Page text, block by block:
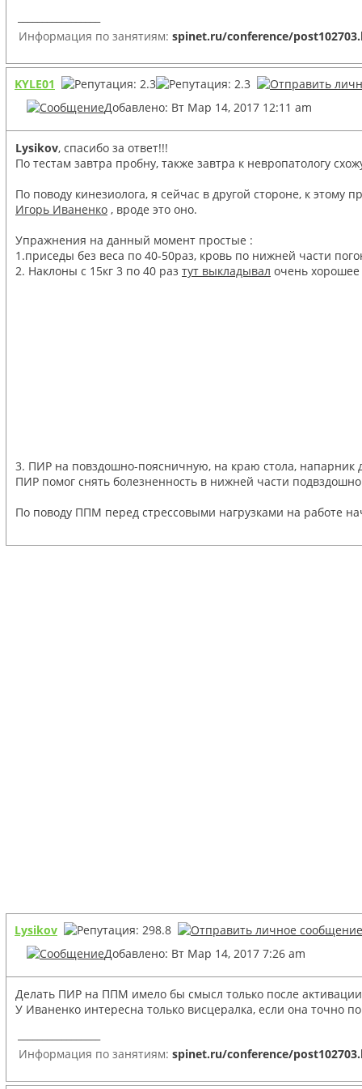
Информация по занятиям: spinet.ru/conference/
KYLE01
Добавлено: Вт Мар 14, 2017 12:11 am
Lysikov, спасибо за ответ!!!
По тестам завтра пробну, также завтра к невропатологу
По поводу кинезиолога, я сейчас в другой стороне, к этому
Игорь Иваненко , вроде это оно.
Упражнения на данный момент простые :
1.приседы без веса по 40-50раз, кровь по нижней части
2. Наклоны с 15кг 3 по 40 раз тут выкладывал очень
3. ПИР на повздошно-поясничную, на краю стола, напарник
ПИР помог снять болезненность в нижней части
По поводу ППМ перед стрессовыми нагрузками на работе
Lysikov
Добавлено: Вт Мар 14, 2017 7:26 am
Делать ПИР на ППМ имело бы смысл только после
У Иваненко интересна только висцералка, если она точно
Информация по занятиям: spinet.ru/conference/